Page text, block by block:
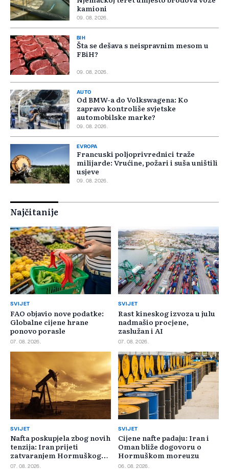
kamioni
09. 08. 2026.
BIH
Šta se dešava s neispravnim mesom u
FBiH?
09. 08. 2026.
AUTO
Od BMW-a do Volkswagena: Ko
zapravo kontroliše svjetske
automobilske marke?
09. 08. 2026.
EVROPA
Francuski poljoprivrednici traže
milijarde: Vrućine, požari i suša uništili
usjeve
09. 08. 2026.
Najčitanije
SVIJET
FAO objavio nove podatke:
Globalne cijene hrane
ponovo porasle
07. 08. 2026.
SVIJET
Rast kineskog izvoza u julu
nadmašio procjene,
zaslužan i AI
07. 08. 2026.
SVIJET
Nafta poskupjela zbog novih
tenzija: Iran prijeti
zatvaranjem Hormuškog
moreuza
07. 08. 2026.
SVIJET
Cijene nafte padaju: Iran i
Oman bliže dogovoru o
Hormuškom moreuzu
06. 08. 2026.